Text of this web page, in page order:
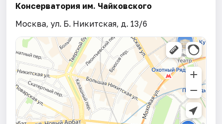
Консерватория им. Чайковского
Москва, ул. Б. Никитская, д. 13/6